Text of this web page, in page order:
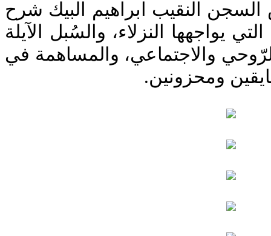
السجن النقيب ابراهيم البيك شرح
يواجهها النزلاء، والسُبل الآيلة
والاجتماعي، والمساهمة في
ومحزونين.